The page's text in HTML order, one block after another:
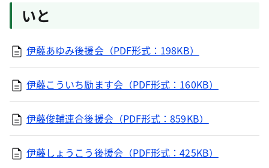
いと
伊藤あゆみ後援会（PDF形式：198KB）
伊藤こういち励ます会（PDF形式：160KB）
伊藤俊輔連合後援会（PDF形式：859KB）
伊藤しょうこう後援会（PDF形式：425KB）